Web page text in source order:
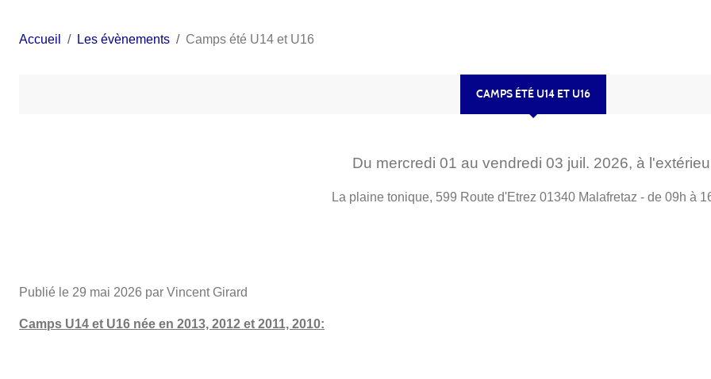
Accueil Les évènements Camps été U14 et U16
CAMPS ÉTÉ U14 ET U16
Du mercredi 01 au vendredi 03 juil. 2026, à
La plaine tonique, 599 Route d'Etrez 01340 Malafretaz - de 09h à
Publié le 29 mai 2026 par Vincent Girard
Camps U14 et U16 née en 2013, 2012 et 2011, 2010: